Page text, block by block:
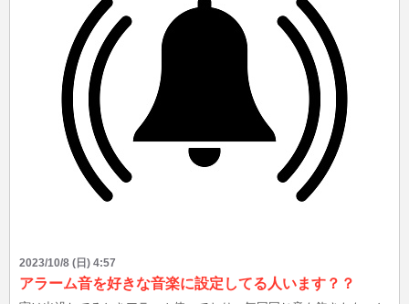
2023/10/8 (日) 4:57
アラーム音を好きな音楽に設定してる人います？？